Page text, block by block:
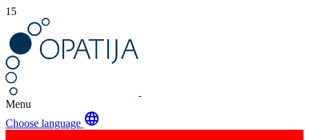
15
Menu
Choose language language